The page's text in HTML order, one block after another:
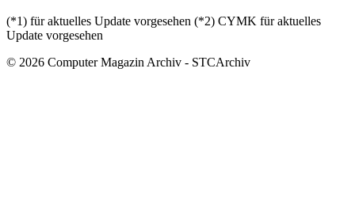
(*1) für aktuelles Update vorgesehen (*2) CYMK für aktuelles
Update vorgesehen
© 2026 Computer Magazin Archiv - STCArchiv